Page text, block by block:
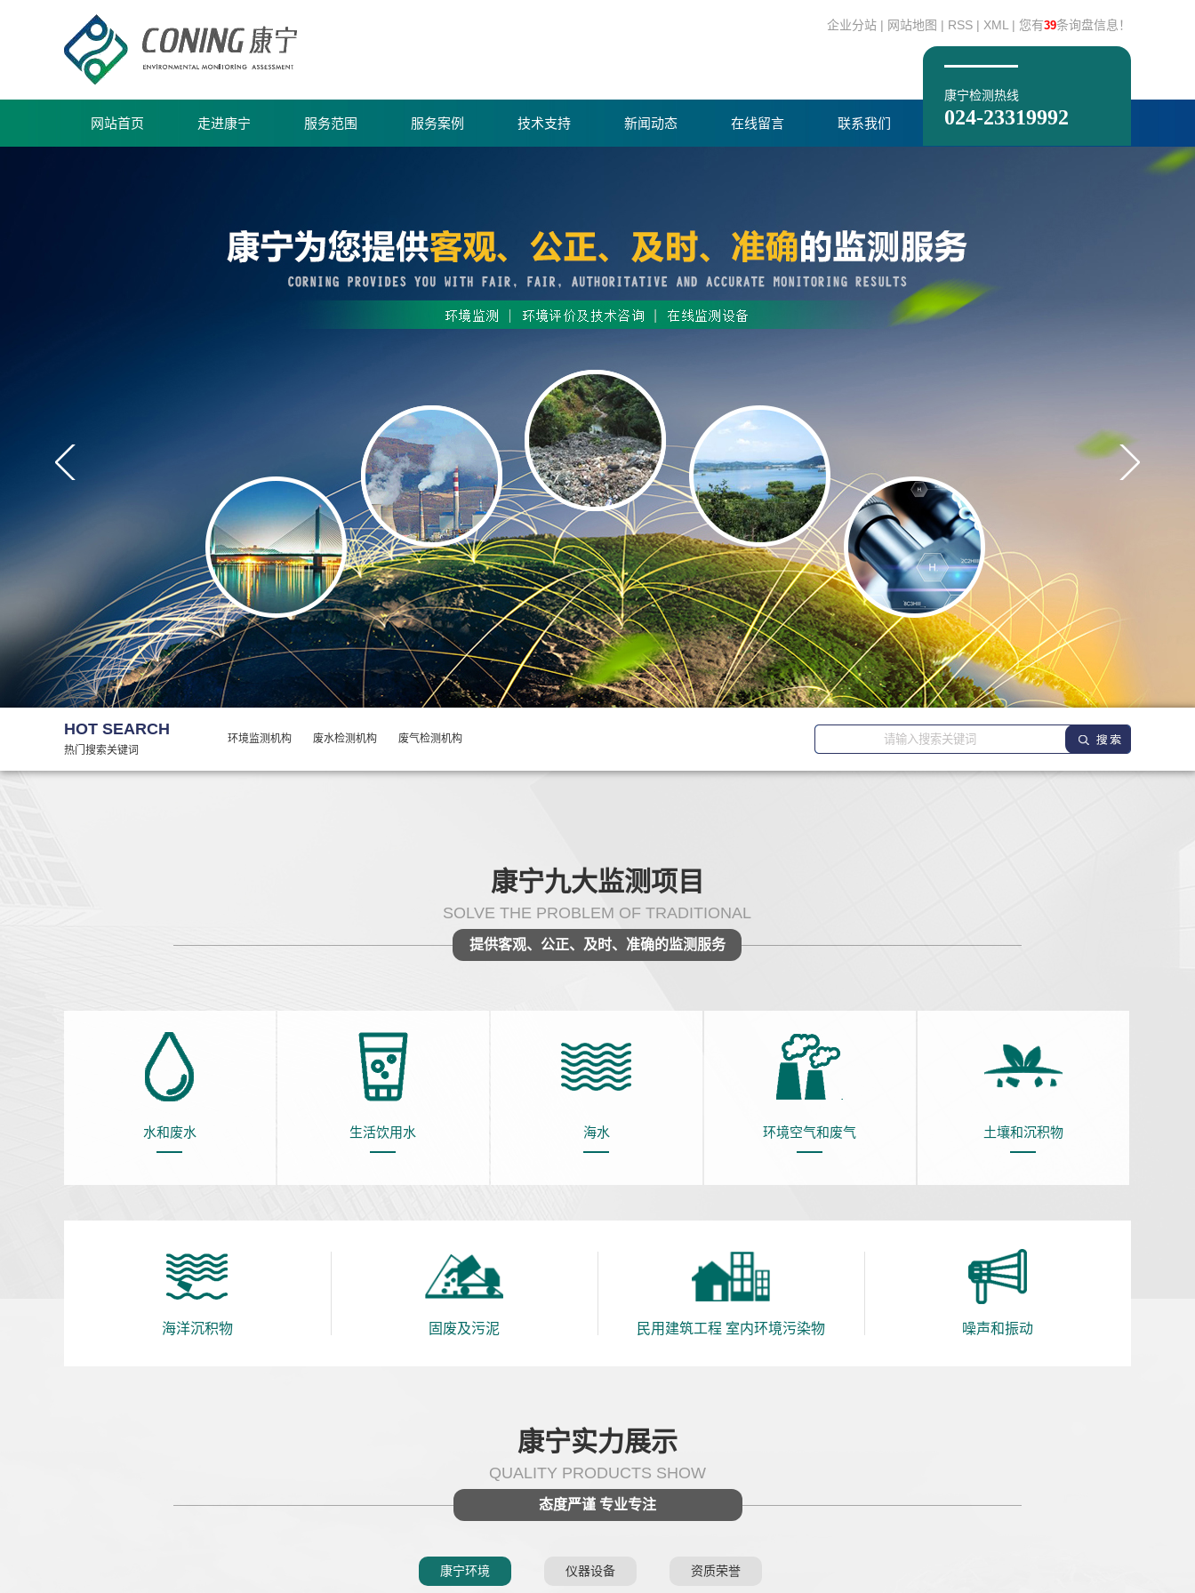
企业分站 | 网站地图 | RSS | XML | 您有39条询盘信息！
康宁检测热线
024-23319992
网站首页 走进康宁 服务范围
环境空气和废气监测
土壤和沉积物监测
海洋沉积物监测
固废和污泥监测
公共卫生检测
服务案例 技术支持
资质荣誉
新闻动态
环保常识
在线留言 联系我们
HOT SEARCH
热门搜索关键词
环境监测机构 废水检测机构 废气检测机构
康宁九大监测项目
SOLVE THE PROBLEM OF TRADITIONAL
提供客观、公正、及时、准确的监测服务
水和废水 生活饮用水 海水 环境空气和废气 土壤和沉积物
海洋沉积物 固废及污泥 民用建筑工程 室内环境污染物 噪声和振动
康宁实力展示
QUALITY PRODUCTS SHOW
态度严谨 专业专注
康宁环境 仪器设备 资质荣誉